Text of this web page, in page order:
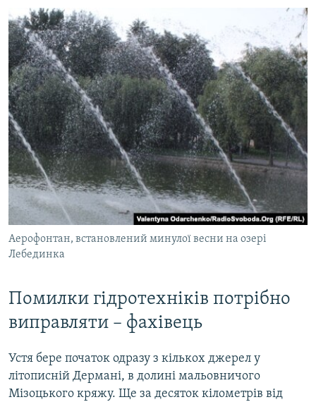
Аерофонтан, встановлений минулої весни на озері
Лебединка
Помилки гідротехніків потрібно
виправляти – фахівець
Устя бере початок одразу з кількох джерел у
літописній Дермані, в долині мальовничого
Мізоцького кряжу. Ще за десяток кілометрів від